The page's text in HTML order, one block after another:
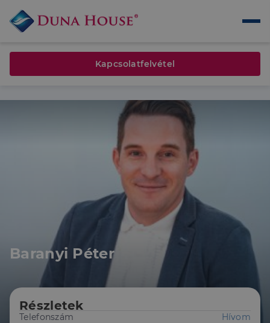
Kapcsolatfelvétel
Baranyi Péter
Részletek
Telefonszám
Hívom